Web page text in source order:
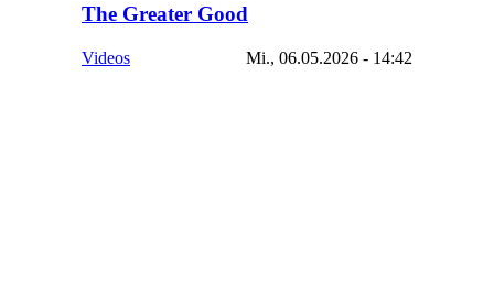
The Greater Good
Videos Mi., 06.05.2026 - 14:42